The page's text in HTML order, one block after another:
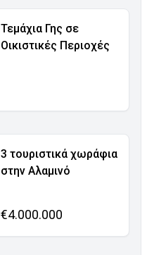
Τεμάχια Γης σε
Οικιστικές Περιοχές
3 τουριστικά χωράφια
στην Αλαμινό
€4.000.000